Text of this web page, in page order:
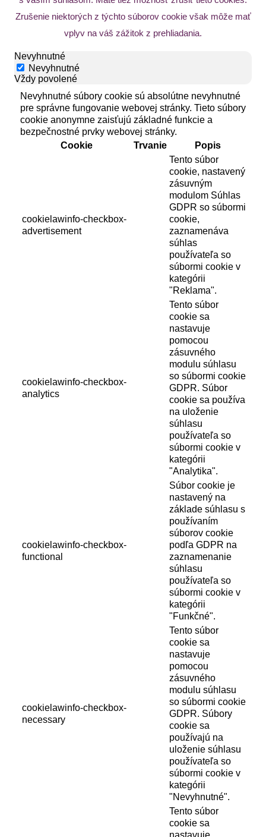
Zrušenie niektorých z týchto súborov cookie však môže mať
vplyv na váš zážitok z prehliadania.
Nevyhnutné
Nevyhnutné
Vždy povolené
Nevyhnutné súbory cookie sú absolútne nevyhnutné
pre správne fungovanie webovej stránky. Tieto súbory
cookie anonymne zaisťujú základné funkcie a
bezpečnostné prvky webovej stránky.
Cookie
Trvanie Popis
cookielawinfo-checkbox-
advertisement
Tento súbor
cookie, nastavený
zásuvným
modulom Súhlas
GDPR so súbormi
cookie,
zaznamenáva
súhlas
používateľa so
súbormi cookie v
kategórii
"Reklama".
cookielawinfo-checkbox-
analytics
Tento súbor
cookie sa
nastavuje
pomocou
zásuvného
modulu súhlasu
so súbormi cookie
GDPR. Súbor
cookie sa používa
na uloženie
súhlasu
používateľa so
súbormi cookie v
kategórii
"Analytika".
cookielawinfo-checkbox-
functional
Súbor cookie je
nastavený na
základe súhlasu s
používaním
súborov cookie
podľa GDPR na
zaznamenanie
súhlasu
používateľa so
súbormi cookie v
kategórii
"Funkčné".
cookielawinfo-checkbox-
necessary
Tento súbor
cookie sa
nastavuje
pomocou
zásuvného
modulu súhlasu
so súbormi cookie
GDPR. Súbory
cookie sa
používajú na
uloženie súhlasu
používateľa so
súbormi cookie v
kategórii
"Nevyhnutné".
Tento súbor
cookie sa